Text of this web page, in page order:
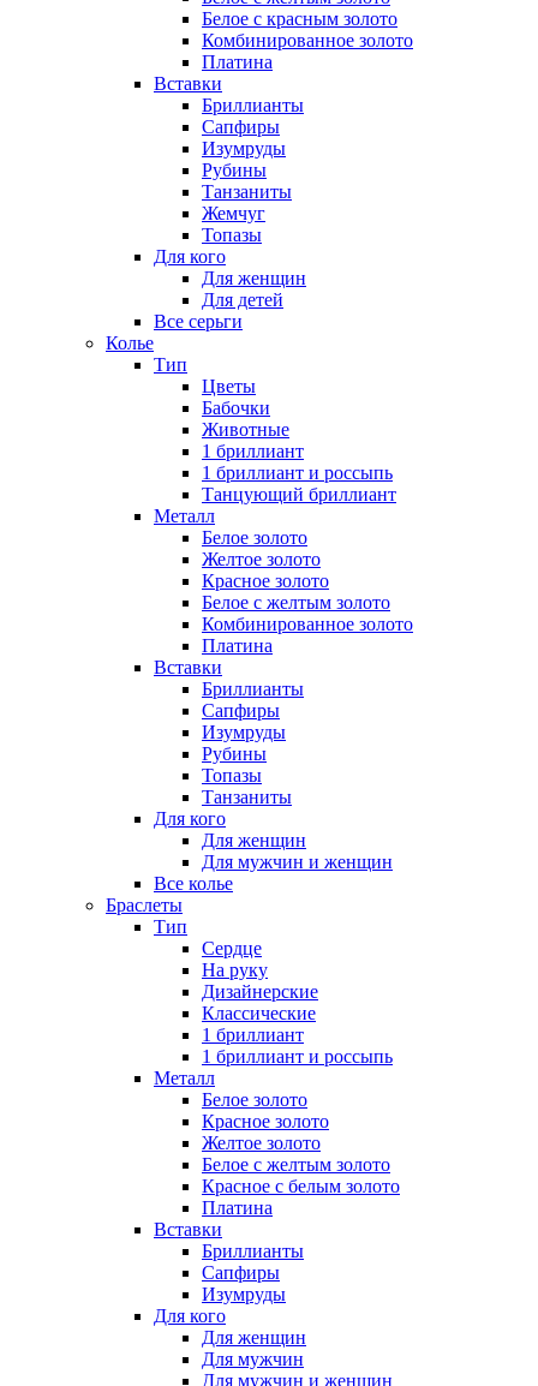
Белое с красным золото
Комбинированное золото
Платина
Вставки
Бриллианты
Сапфиры
Изумруды
Рубины
Танзаниты
Жемчуг
Топазы
Для кого
Для женщин
Для детей
Все серьги
Колье
Тип
Цветы
Бабочки
Животные
1 бриллиант
1 бриллиант и россыпь
Танцующий бриллиант
Металл
Белое золото
Желтое золото
Красное золото
Белое с желтым золото
Комбинированное золото
Платина
Вставки
Бриллианты
Сапфиры
Изумруды
Рубины
Топазы
Танзаниты
Для кого
Для женщин
Для мужчин и женщин
Все колье
Браслеты
Тип
Сердце
На руку
Дизайнерские
Классические
1 бриллиант
1 бриллиант и россыпь
Металл
Белое золото
Красное золото
Желтое золото
Белое с желтым золото
Красное с белым золото
Платина
Вставки
Бриллианты
Сапфиры
Изумруды
Для кого
Для женщин
Для мужчин
Для мужчин и женщин